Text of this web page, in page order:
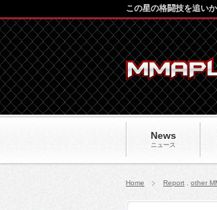
News
ニュース
この星の格闘技を追い
Home Report other